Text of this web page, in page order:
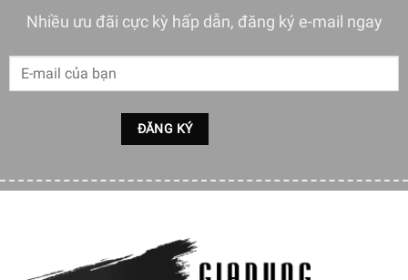
Thiết kế Essenza Minilà sự lựa chọn về hình dáng và màu
sắc đã được thay đổi để phù hợp với xu hướng đương đại,
phù hợp với bất kỳ trang trí, bầy biện nào. Với thiết kế này
Nhiều ưu đãi cực kỳ hấp dẫn, đăng ký e-mail ngay